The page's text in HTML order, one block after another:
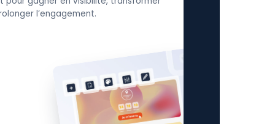
l’engagement.